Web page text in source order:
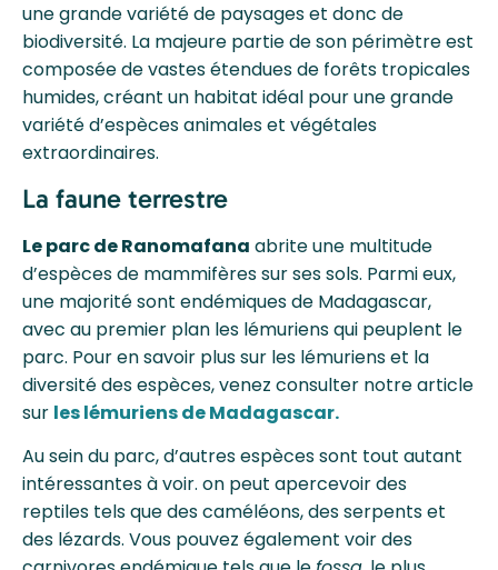
une grande variété de paysages et donc de
biodiversité. La majeure partie de son périmètre est
composée de vastes étendues de forêts tropicales
humides, créant un habitat idéal pour une grande
variété d’espèces animales et végétales
extraordinaires.
La faune terrestre
Le parc de Ranomafana abrite une multitude
d’espèces de mammifères sur ses sols. Parmi eux,
une majorité sont endémiques de Madagascar,
avec au premier plan les lémuriens qui peuplent le
parc. Pour en savoir plus sur les lémuriens et la
diversité des espèces, venez consulter notre article
sur les lémuriens de Madagascar.
Au sein du parc, d’autres espèces sont tout autant
intéressantes à voir. on peut apercevoir des
reptiles tels que des caméléons, des serpents et
des lézards. Vous pouvez également voir des